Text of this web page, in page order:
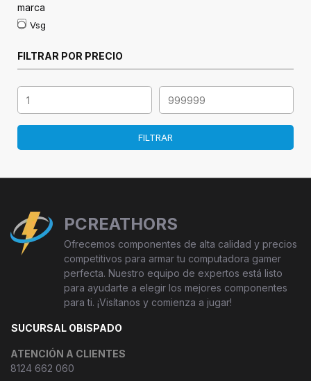
marca
Vsg
FILTRAR POR PRECIO
FILTRAR
PCREATHORS
Ofrecemos componentes de alta calidad y precios
competitivos para armar tu computadora gamer
perfecta. Nuestro equipo de expertos está listo
para ayudarte a elegir los mejores componentes
para ti. ¡Visítanos y comienza a jugar!
SUCURSAL OBISPADO
ATENCIÓN A CLIENTES
8124 662 060